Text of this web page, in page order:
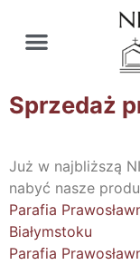
Sprzedaż
Już w najbliższą
nabyć nasze
Parafia
Białymstoku
Parafia